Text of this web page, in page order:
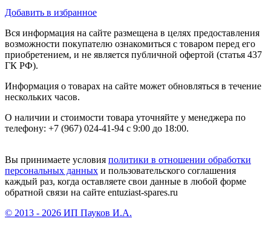
Добавить в избранное
Вся информация на сайте размещена в целях предоставления
возможности покупателю ознакомиться с товаром перед его
приобретением, и не является публичной офертой (статья 437
ГК РФ).
Информация о товарах на сайте может обновляться в течение
нескольких часов.
О наличии и стоимости товара уточняйте у менеджера по
телефону: +7 (967) 024-41-94 с 9:00 до 18:00.
Вы принимаете условия политики в отношении обработки
персональных данных и пользовательского соглашения
каждый раз, когда оставляете свои данные в любой форме
обратной связи на сайте entuziast-spares.ru
© 2013 - 2026 ИП Пауков И.А.